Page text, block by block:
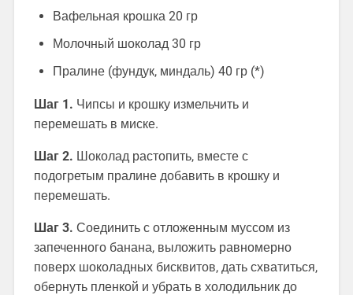
Вафельная крошка 20 гр
Молочный шоколад 30 гр
Пралине (фундук, миндаль) 40 гр (*)
Шаг 1. Чипсы и крошку измельчить и
перемешать в миске.
Шаг 2. Шоколад растопить, вместе с
подогретым пралине добавить в крошку и
перемешать.
Шаг 3. Соединить с отложенным муссом из
запеченного банана, выложить равномерно
поверх шоколадных бисквитов, дать схватиться,
обернуть пленкой и убрать в холодильник до